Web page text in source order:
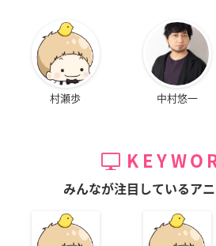
村瀬歩 中村悠一
みんなが注目しているア